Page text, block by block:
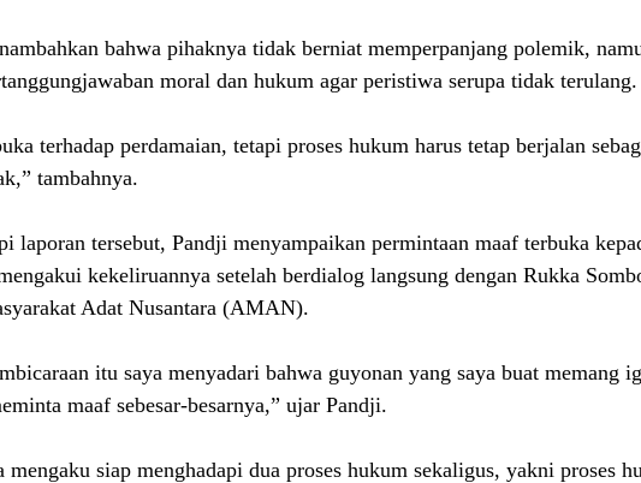
bahwa pihaknya tidak berniat memperpanjang polemik,
moral dan hukum agar peristiwa serupa tidak terulang.
terhadap perdamaian, tetapi proses hukum harus tetap berjalan
tambahnya.
laporan tersebut, Pandji menyampaikan permintaan maaf terbuka
kekeliruannya setelah berdialog langsung dengan Rukka
Adat Nusantara (AMAN).
itu saya menyadari bahwa guyonan yang saya buat memang
maaf sebesar-besarnya,” ujar Pandji.
mengaku siap menghadapi dua proses hukum sekaligus, yakni proses